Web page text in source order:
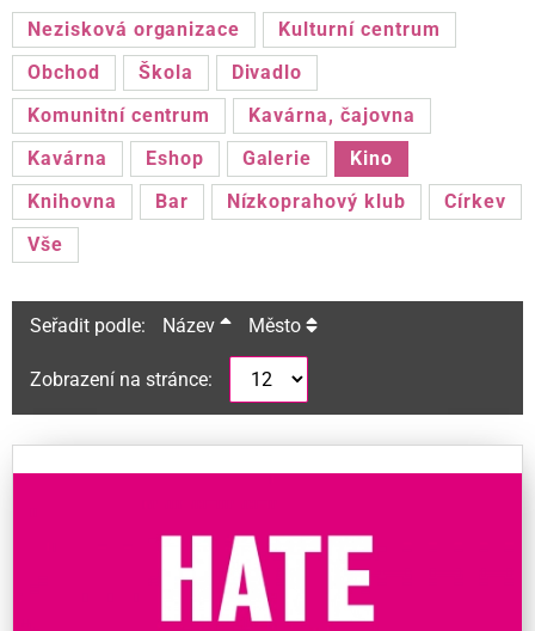
Nezisková organizace
Kulturní centrum
Obchod
Škola
Divadlo
Komunitní centrum
Kavárna, čajovna
Kavárna
Eshop Galerie
Kino
Knihovna
Bar Nízkoprahový klub
Církev
Vše
Seřadit podle: Název Město
Zobrazení na stránce: